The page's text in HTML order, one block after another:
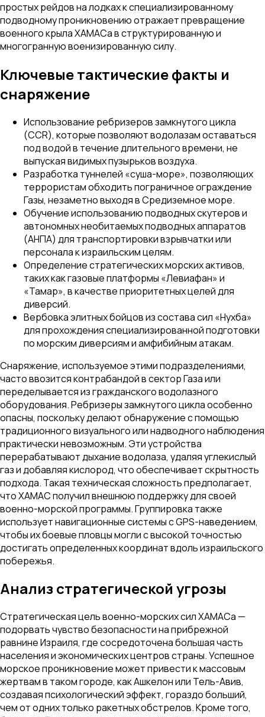
простых рейдов на лодках к специализированному
подводному проникновению отражает превращение
военного крыла ХАМАСа в структурированную и
многогранную военизированную силу.
Ключевые тактические факты и
снаряжение
Использование ребризеров замкнутого цикла
(CCR), которые позволяют водолазам оставаться
под водой в течение длительного времени, не
выпуская видимых пузырьков воздуха.
Разработка туннелей «суша-море», позволяющих
террористам обходить пограничное ограждение
Газы, незаметно выходя в Средиземное море.
Обучение использованию подводных скутеров и
автономных необитаемых подводных аппаратов
(АНПА) для транспортировки взрывчатки или
персонала к израильским целям.
Определение стратегических морских активов,
таких как газовые платформы «Левиафан» и
«Тамар», в качестве приоритетных целей для
диверсий.
Вербовка элитных бойцов из состава сил «Нухба»
для прохождения специализированной подготовки
по морским диверсиям и амфибийным атакам.
Снаряжение, используемое этими подразделениями,
часто ввозится контрабандой в сектор Газа или
переделывается из гражданского водолазного
оборудования. Ребризеры замкнутого цикла особенно
опасны, поскольку делают обнаружение с помощью
традиционного визуального или надводного наблюдения
практически невозможным. Эти устройства
перерабатывают дыхание водолаза, удаляя углекислый
газ и добавляя кислород, что обеспечивает скрытность
подхода. Такая техническая сложность предполагает,
что ХАМАС получил внешнюю поддержку для своей
военно-морской программы. Группировка также
использует навигационные системы с GPS-наведением,
чтобы их боевые пловцы могли с высокой точностью
достигать определенных координат вдоль израильского
побережья.
Анализ стратегической угрозы
Стратегическая цель военно-морских сил ХАМАСа —
подорвать чувство безопасности на прибрежной
равнине Израиля, где сосредоточена большая часть
населения и экономических центров страны. Успешное
морское проникновение может привести к массовым
жертвам в таком городе, как Ашкелон или Тель-Авив,
создавая психологический эффект, гораздо больший,
чем от одних только ракетных обстрелов. Кроме того,